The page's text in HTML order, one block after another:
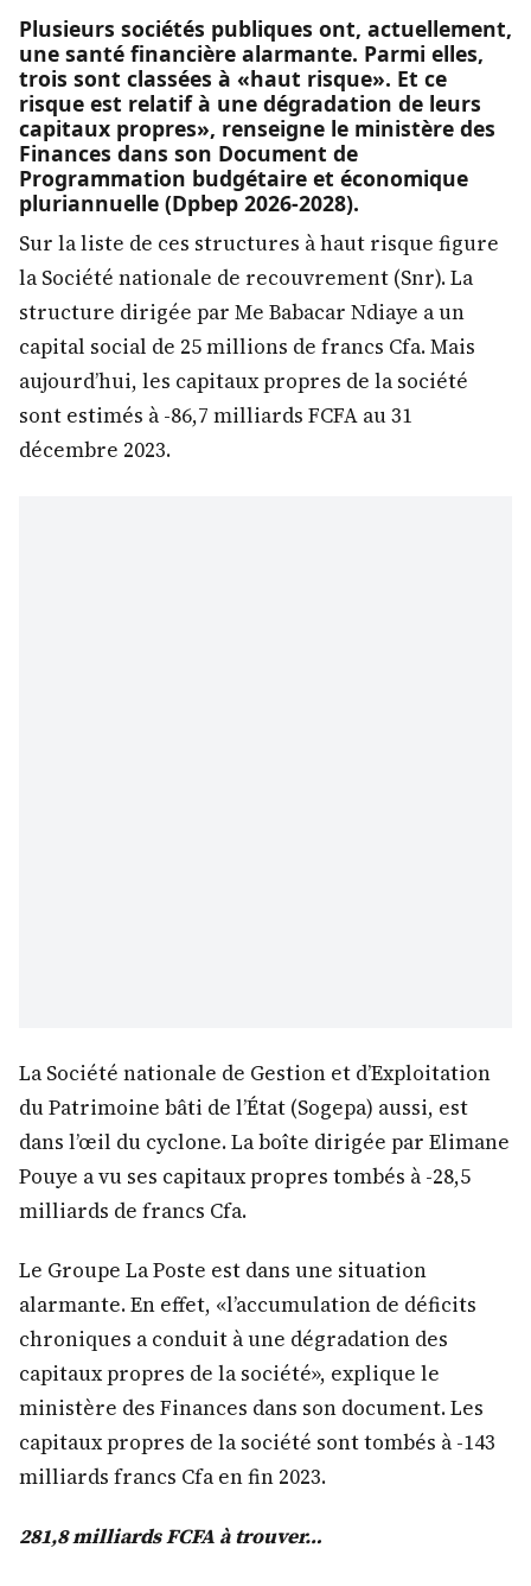
Plusieurs sociétés publiques ont, actuellement,
une santé financière alarmante. Parmi elles,
trois sont classées à «haut risque». Et ce
risque est relatif à une dégradation de leurs
capitaux propres», renseigne le ministère des
Finances dans son Document de
Programmation budgétaire et économique
pluriannuelle (Dpbep 2026-2028).
Sur la liste de ces structures à haut risque figure
la Société nationale de recouvrement (Snr). La
structure dirigée par Me Babacar Ndiaye a un
capital social de 25 millions de francs Cfa. Mais
aujourd’hui, les capitaux propres de la société
sont estimés à -86,7 milliards FCFA au 31
décembre 2023.
La Société nationale de Gestion et d’Exploitation
du Patrimoine bâti de l’État (Sogepa) aussi, est
dans l’œil du cyclone. La boîte dirigée par Elimane
Pouye a vu ses capitaux propres tombés à -28,5
milliards de francs Cfa.
Le Groupe La Poste est dans une situation
alarmante. En effet, «l’accumulation de déficits
chroniques a conduit à une dégradation des
capitaux propres de la société», explique le
ministère des Finances dans son document. Les
capitaux propres de la société sont tombés à -143
milliards francs Cfa en fin 2023.
281,8 milliards FCFA à trouver…